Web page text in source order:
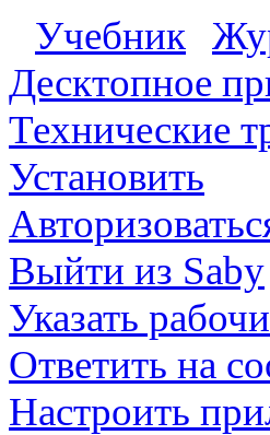
Учебник
Десктопное
Технические
Установить
Выйти из Saby
Указать
Ответить на
Настроить